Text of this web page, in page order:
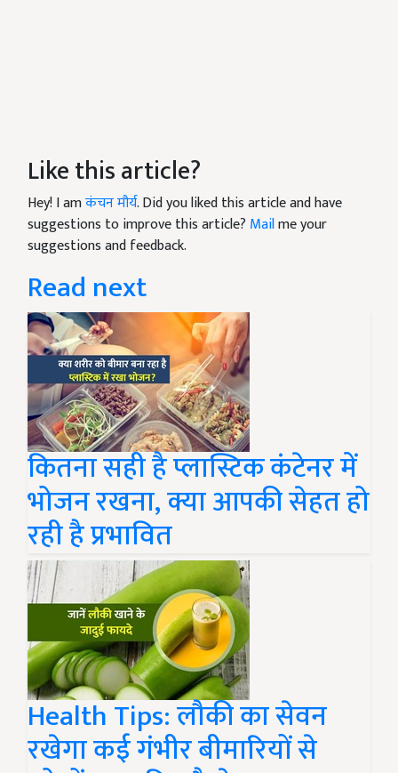
Like this article?
Hey! I amकंचन मौर्य. Did you liked this article and have
suggestions to improve this article? Mailme your
suggestions and feedback.
Read next
कितना सही है प्लास्टिक कंटेनर में
भोजन रखना, क्या आपकी सेहत हो
रही है प्रभावित
Health Tips: लौकी का सेवन
रखेगा कई गंभीर बीमारियों से